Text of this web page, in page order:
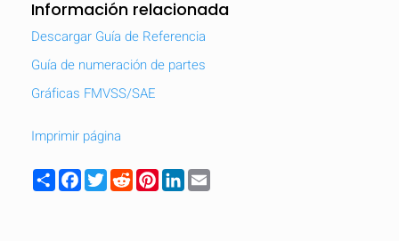
Información relacionada
Descargar Guía de Referencia
Guía de numeración de partes
Gráficas FMVSS/SAE
Imprimir página
ShareFacebook
TwitterRedditPinterest
LinkedIn